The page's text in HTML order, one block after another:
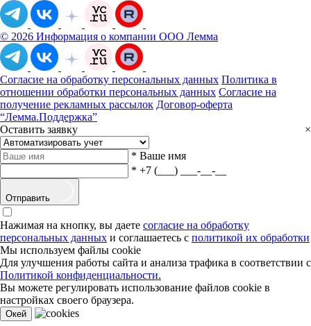
© 2026 Информация о компании ООО Лемма
Согласие на обработку персональных данных Политика в
отношении обработки персональных данных Согласие на
получение рекламных рассылок Договор-оферта
“Лемма.Поддержка”
Оставить заявку
×
* Ваше имя
* +7 (___) ___-__-__
Отправить
Нажимая на кнопку, вы даете согласие на обработку
персональных данных и соглашаетесь с политикой их обработки
Мы используем файлы cookie
Для улучшения работы сайта и анализа трафика в соответствии с
Политикой конфиденциальности.
Вы можете регулировать использование файлов cookie в
настройках своего браузера.
Oкей